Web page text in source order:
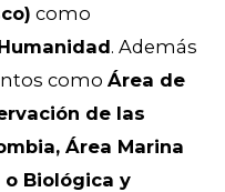
como
. Además
como Área de
de las
Área Marina
Biológica y